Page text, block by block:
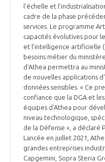
l’échelle et
cadre de la phase
services. Le programme
capacités évolutives pour
et l'intelligence artificielle
besoins métier du
d'Athea permettra au
de nouvelles applications
données sensibles. « Ce
confiance que la DGA et
équipes d'Athea pour
niveau technologique,
de la Défense », a déclaré
Lancée en juillet 2021,
grandes entreprises
Capgemini, Sopra Steria